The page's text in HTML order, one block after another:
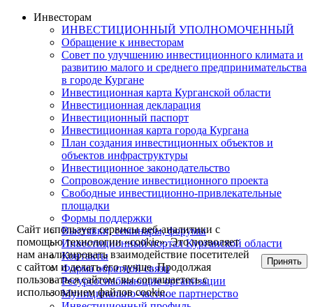
Инвесторам
ИНВЕСТИЦИОННЫЙ УПОЛНОМОЧЕННЫЙ
Обращение к инвесторам
Совет по улучшению инвестиционного климата и
развитию малого и среднего предпринимательства
в городе Кургане
Инвестиционная карта Курганской области
Инвестиционная декларация
Инвестиционный паспорт
Инвестиционная карта города Кургана
План создания инвестиционных объектов и
объектов инфраструктуры
Инвестиционное законодательство
Сопровождение инвестиционного проекта
Свободные инвестиционно-привлекательные
площадки
Формы поддержки
Выставки, семинары, форумы
Инвестиционный портал Курганской области
Контакты
Форма обратной связи
Ресурсоснабжающие организации
Муниципально-частное партнерство
Сайт использует сервисы веб-аналитики с
помощью технологии «cookie». Это позволяет
нам анализировать взаимодействие посетителей
с сайтом и делать его лучше. Продолжая
пользоваться сайтом, вы соглашаетесь с
использованием файлов cookie.
Принять